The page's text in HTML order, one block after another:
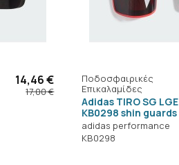
14,46 €
17,00 €
Ποδοσφαιρικές
Επικαλαμίδες
Adidas TIRO SG LGE
KB0298 shin guards
adidas performance
KB0298